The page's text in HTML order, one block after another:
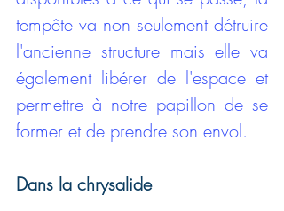
tempête va non seulement détruire
l'ancienne structure mais elle va
également libérer de l'espace et
permettre à notre papillon de se
former et de prendre son envol.
Dans la chrysalide